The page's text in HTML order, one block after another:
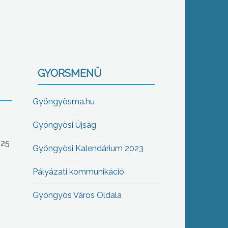
GYORSMENÜ
Gyöngyösma.hu
Gyöngyösi Újság
Gyöngyösi Kalendárium 2023
Pályázati kommunikáció
Gyöngyös Város Oldala